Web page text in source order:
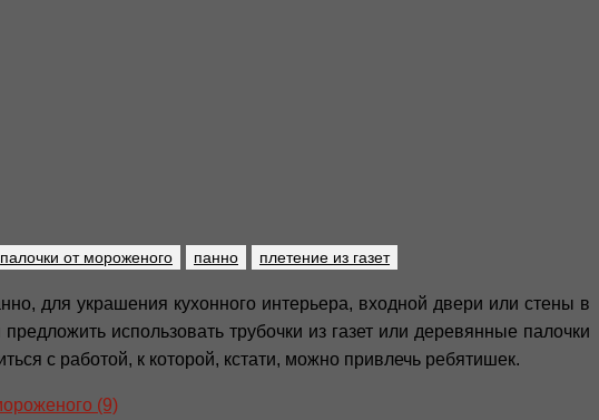
палочки от мороженого панно плетение из газет
для украшения кухонного интерьера, входной двери или стены в
использовать трубочки из газет или деревянные палочки
с работой, к которой, кстати, можно привлечь ребятишек.